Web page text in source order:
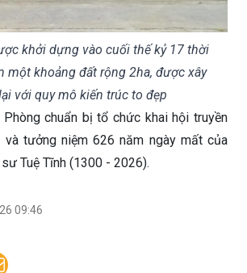
khởi dựng vào cuối thế kỷ 17 thời
một khoảng đất rộng 2ha, được xây
với quy mô kiến trúc to đẹp
chuẩn bị tổ chức khai hội truyền
và tưởng niệm 626 năm ngày mất của
Tuệ Tĩnh (1300 - 2026).
09:46